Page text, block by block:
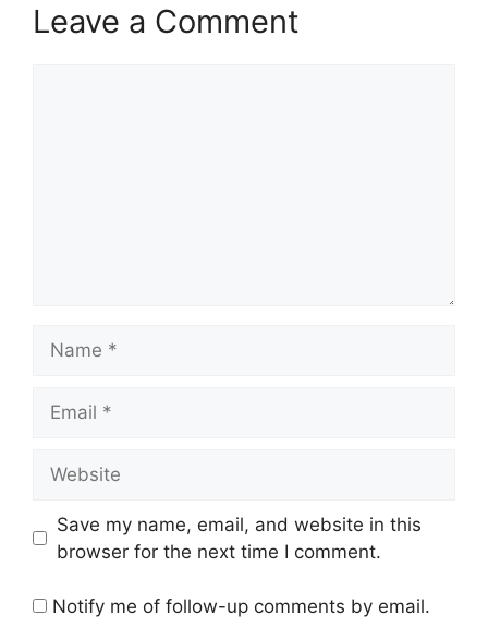
Leave a Comment
Save my name, email, and website in this
browser for the next time I comment.
Notify me of follow-up comments by email.